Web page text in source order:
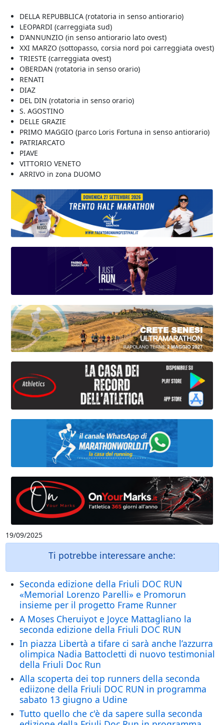
DELLA REPUBBLICA (rotatoria in senso antiorario)
LEOPARDI (carreggiata sud)
D'ANNUNZIO (in senso antiorario lato ovest)
XXI MARZO (sottopasso, corsia nord poi carreggiata ovest)
TRIESTE (carreggiata ovest)
OBERDAN (rotatoria in senso orario)
RENATI
DIAZ
DEL DIN (rotatoria in senso orario)
S. AGOSTINO
DELLE GRAZIE
PRIMO MAGGIO (parco Loris Fortuna in senso antiorario)
PATRIARCATO
PIAVE
VITTORIO VENETO
ARRIVO in zona DUOMO
19/09/2025
Ti potrebbe interessare anche:
Seconda edizione della Friuli DOC RUN
«Memorial Lorenzo Parelli» e Promorun
insieme per il progetto Frame Runner
A Moses Cheruiyot e Joyce Mattagliano la
seconda edizione della Friuli DOC RUN
In piazza Libertà a tifare ci sarà anche l’azzurra
olimpica Nadia Battocletti di nuovo testimonial
della Friuli Doc Run
Alla scoperta dei top runners della seconda
ediizone della Friuli DOC RUN in programma
sabato 13 giugno a Udine
Tutto quello che c'è da sapere sulla seconda